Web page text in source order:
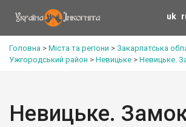
uk
Головна > Міста та регіони > Закарпатська
Ужгородський район > Невицьке > Невицьке.
Невицьке.